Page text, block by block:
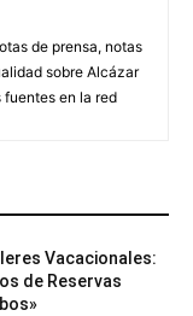
de prensa, notas
sobre Alcázar
en la red
Vacacionales:
de Reservas